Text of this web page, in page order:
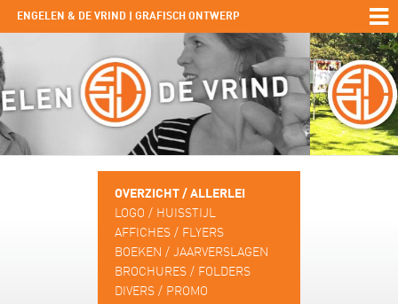
ENGELEN & DE VRIND | GRAFISCH ONTWERP
OVERZICHT / ALLERLEI
LOGO / HUISSTIJL
AFFICHES / FLYERS
BOEKEN / JAARVERSLAGEN
BROCHURES / FOLDERS
DIVERS / PROMO